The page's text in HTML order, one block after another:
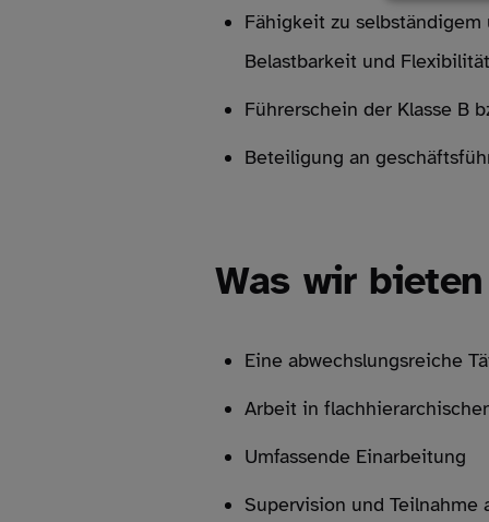
Fähigkeit zu
Belastbarkeit und Flexibilität
Führerschein der Klasse B
Beteiligung an
Was wir bieten
Eine abwechslungsreiche
Arbeit in
Umfassende Einarbeitung
Supervision und